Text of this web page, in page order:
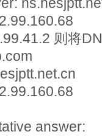
则将
answer: